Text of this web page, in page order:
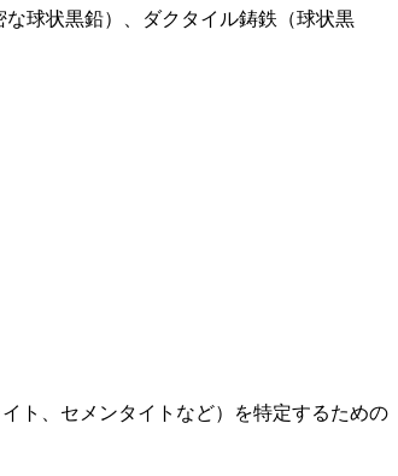
球状黒鉛）、ダクタイル鋳鉄（球状黒
ト、セメンタイトなど）を特定するための